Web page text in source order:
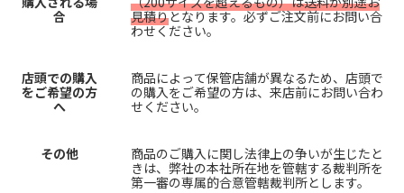
合
見積りとなります。必ずご注文前にお問い合
わせください。
店頭での購入
をご希望の方
へ
商品によって保管店舗が異なるため、店頭で
の購入をご希望の方は、来店前にお問い合わ
せください。
その他
商品のご購入に関し法律上の争いが生じたと
きは、弊社の本社所在地を管轄する裁判所を
第一審の専属的合意管轄裁判所とします。